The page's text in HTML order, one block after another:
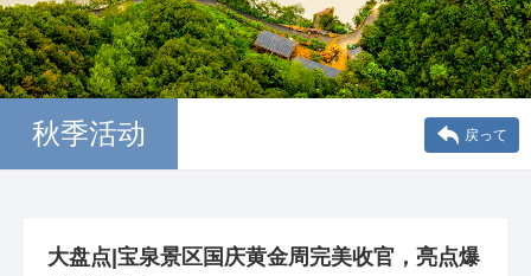
秋季活动 戻って
大盘点|宝泉景区国庆黄金周完美收官，亮点爆